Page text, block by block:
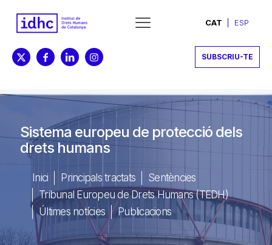
CAT ESP
SUBSCRIU-TE
Sistema europeu de protecció dels
drets humans
Inici Principals tractats
Sentències
Tribunal Europeu de Drets Humans (TEDH)
Últimes notícies
Publicacions